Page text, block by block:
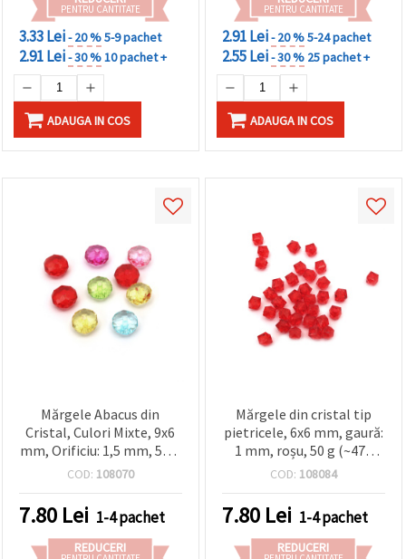
indicați
preferințele
în setări
selectând
cookie -uri
dat și
făcând clic
pe butonul
PENTRU CANTITATE
3.33 Lei- 20 %5-9 pachet
2.91 Lei- 30 %10 pachet +
ADAUGA IN COS
PENTRU CANTITATE
2.91 Lei- 20 %5-24 pachet
2.55 Lei- 30 % 25 pachet +
ADAUGA IN COS
Mărgele Abacus din
Cristal, Culori Mixte, 9x6
mm, Orificiu: 1,5 mm, 50 g
(~180 buc.)
COD: 108070
7.80 Lei 1-4 pachet
REDUCERI
Mărgele din cristal tip
pietricele, 6x6 mm, gaură:
1 mm, roșu, 50 g (~470
buc.)
COD: 108084
7.80 Lei 1-4 pachet
REDUCERI